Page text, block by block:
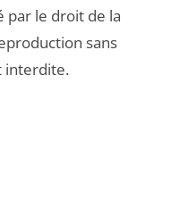
par le droit de la
sans
interdite.